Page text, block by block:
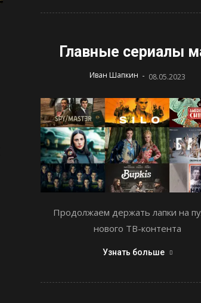
Главные сериалы
Иван Шапкин - 08.05.2023
Продолжаем держать лапки на
нового ТВ-контента
Узнать больше